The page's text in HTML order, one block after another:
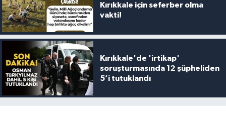
Kırıkkale için seferber olma
vakti!
Kırıkkale'de 'irtikap'
soruşturmasında 12 şüpheliden
5’i tutuklandı